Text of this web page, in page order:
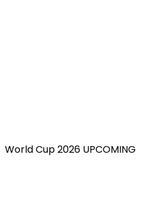
World Cup 2026 UPCOMING